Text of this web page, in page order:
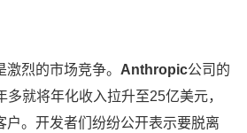
激烈的市场竞争。 Anthropic公司的
多就将年化收入拉升至25亿美元，
户。开发者们纷纷公开表示要脱离